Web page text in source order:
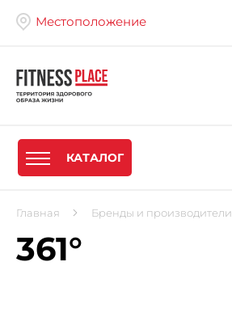
Местоположение
КАТАЛОГ
Главная Бренды и производители
361°